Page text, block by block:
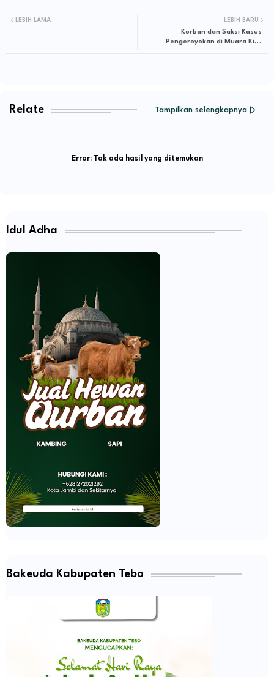
LEBIH BARU
Korban dan Saksi Kasus
Pengeroyokan di Muara Kilis
LEBIH LAMA
Relate Tampilkan selengkapnya
Error:Tak ada hasil yang ditemukan
Idul Adha
Bakeuda Kabupaten Tebo